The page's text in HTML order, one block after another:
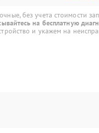
без учета стоимости
на бесплатную
и укажем на